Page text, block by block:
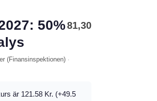
50%81,30
(Finansinspektionen) ·
är 121.58 Kr. (+49.5